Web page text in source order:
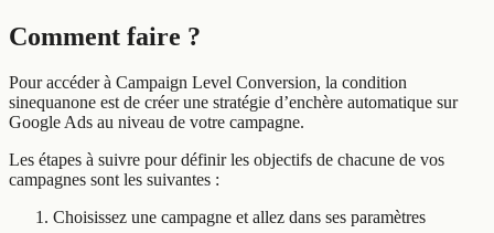
Comment faire ?
Pour accéder à Campaign Level Conversion, la condition
sinequanone est de créer une stratégie d’enchère automatique sur
Google Ads au niveau de votre campagne.
Les étapes à suivre pour définir les objectifs de chacune de vos
campagnes sont les suivantes :
Choisissez une campagne et allez dans ses paramètres